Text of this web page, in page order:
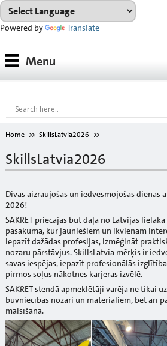
Powered by Translate
Produkti
Produktu sistēmas
Konsultācijas
Noma
Projekti
Toņu karte
Par mums
Menu
Home SkillsLatvia2026
SkillsLatvia2026
Divas aizraujošas un iedvesmojošas dienas
2026!
SAKRET priecājas būt daļa no Latvijas
pasākuma, kur jauniešiem un ikvienam
iepazīt dažādas profesijas, izmēģināt
nozaru pārstāvjus. SkillsLatvia mērķis ir
savas iespējas, iepazīt profesionālās
pirmos soļus nākotnes karjeras izvēlē.
SAKRET stendā apmeklētāji varēja ne tikai
būvniecības nozari un materiāliem, bet arī
maisīšanā.